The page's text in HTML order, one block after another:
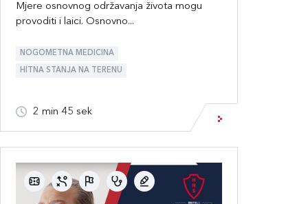
Mjere osnovnog održavanja života mogu
provoditi i laici. Osnovno...
NOGOMETNA MEDICINA
HITNA STANJA NA TERENU
2 min 45 sek